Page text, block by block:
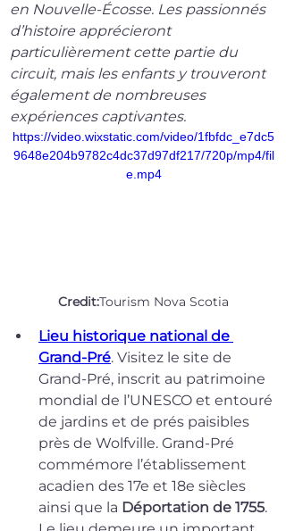
en Nouvelle-Écosse. Les passionnés
d’histoire apprécieront
particulièrement cette partie du
circuit, mais les enfants y trouveront
également de nombreuses
expériences captivantes.
https://video.wixstatic.com/video/1fbfdc_e7dc5
9648e204b9782c4dc37d97df217/720p/mp4/fil
e.mp4
Credit:Tourism Nova Scotia
Lieu historique national de
Grand-Pré. Visitez le site de
Grand-Pré, inscrit au patrimoine
mondial de l’UNESCO et entouré
de jardins et de prés paisibles
près de Wolfville. Grand-Pré
commémore l’établissement
acadien des 17e et 18e siècles
ainsi que la Déportation de 1755.